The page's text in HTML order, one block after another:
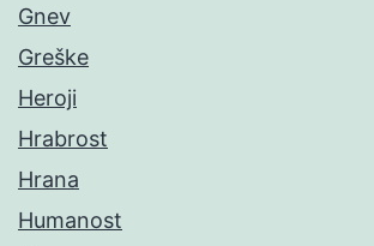
Gnev
Greške
Heroji
Hrabrost
Hrana
Humanost